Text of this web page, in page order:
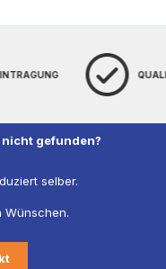
QUALITÄT MADE IN GERMANY
gefunden?
selber.
Wünschen.